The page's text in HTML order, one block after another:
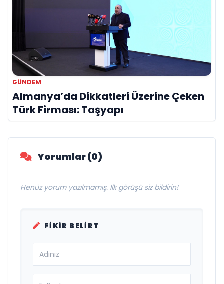
GÜNDEM
Almanya’da Dikkatleri Üzerine Çeken
Türk Firması: Taşyapı
Yorumlar (0)
Henüz yorum yazılmamış. İlk görüşü siz bildirin!
FIKIR BELIRT